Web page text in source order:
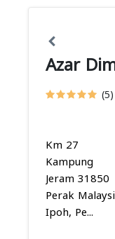
Azar
(5)
Km 27
Kampung
Jeram 31850
Perak
Ipoh, Pe...